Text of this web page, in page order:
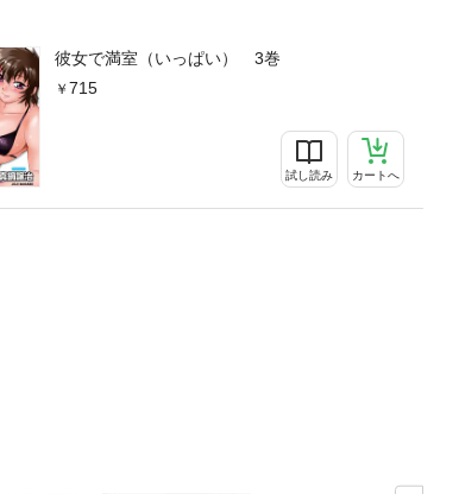
彼女で満室（いっぱい） 3巻
715
試し読み カートへ